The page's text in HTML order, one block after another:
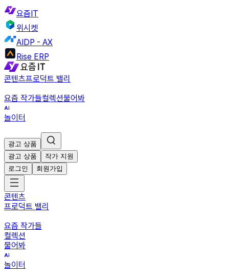
요즘IT
위시켓
AIDP - AX
Rise ERP
콘텐츠프로덕트 밸리
요즘 작가들컬렉션물어봐
놀이터
광고 상품
광고 상품
작가 지원
로그인
회원가입
콘텐츠
프로덕트 밸리
요즘 작가들
컬렉션
물어봐
놀이터